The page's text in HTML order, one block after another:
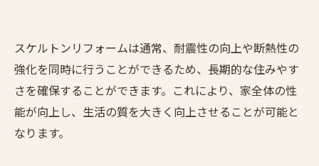
スケルトンリフォームは通常、耐震性の向上や断熱性の
強化を同時に行うことができるため、長期的な住みやす
さを確保することができます。これにより、家全体の性
能が向上し、生活の質を大きく向上させることが可能と
なります。